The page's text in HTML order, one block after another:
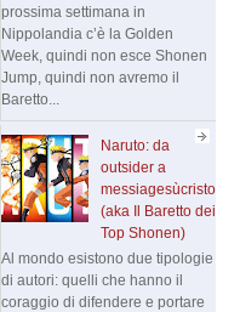
prossima settimana in
Nippolandia c’è la Golden
Week, quindi non esce Shonen
Jump, quindi non avremo il
Baretto...
Naruto: da
outsider a
messiagesùcristo
(aka Il Baretto dei
Top Shonen)
Al mondo esistono due tipologie
di autori: quelli che hanno il
coraggio di difendere e portare